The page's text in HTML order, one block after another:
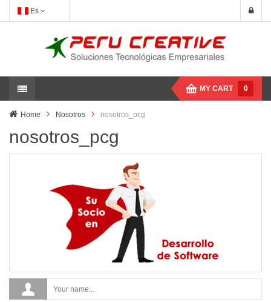
Es
MY CART 0
Home Nosotros nosotros_pcg
nosotros_pcg